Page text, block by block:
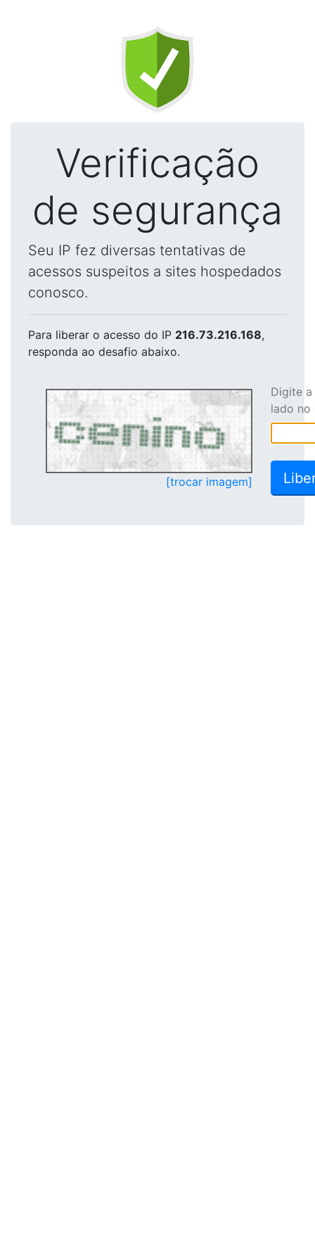
Verificação
de segurança
Seu IP fez diversas tentativas de
acessos suspeitos a sites hospedados
conosco.
Para liberar o acesso do IP 216.73.216.168,
responda ao desafio abaixo.
[trocar imagem]
Digite
lado no